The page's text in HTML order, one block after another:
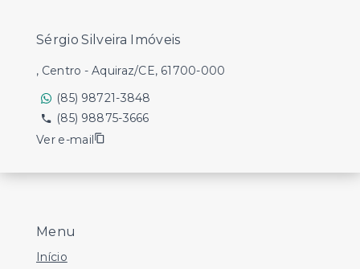
Menu
Início
Sérgio Silveira Imóveis
, Centro - Aquiraz/CE, 61700-000
(85) 98721-3848
(85) 98875-3666
Ver e-mail